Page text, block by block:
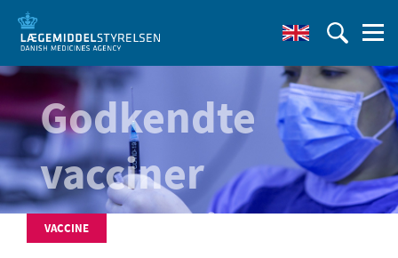
Godkendte
vacciner
mod covid-19
VACCINE